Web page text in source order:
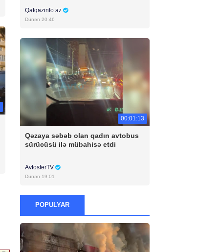
Qafqazinfo.az
Dünən 20:46
00:01:13
Qəzaya səbəb olan qadın avtobus
sürücüsü ilə mübahisə etdi
AvtosferTV
Dünən 19:01
POPULYAR